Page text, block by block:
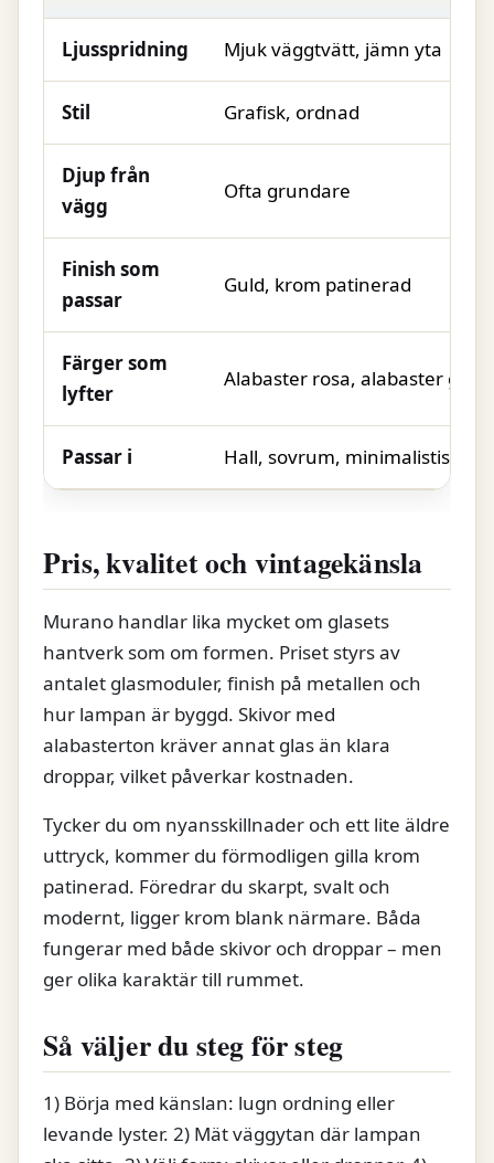
Ljusspridning Mjuk väggtvätt, jämn yta
Stil Grafisk, ordnad
Djup från
vägg
Ofta grundare
Finish som
passar
Guld, krom patinerad
Färger som
lyfter
Alabaster rosa, alabaster guld
Passar i Hall, sovrum, minimalistiskt
Pris, kvalitet och vintagekänsla
Murano handlar lika mycket om glasets
hantverk som om formen. Priset styrs av
antalet glasmoduler, finish på metallen och
hur lampan är byggd. Skivor med
alabasterton kräver annat glas än klara
droppar, vilket påverkar kostnaden.
Tycker du om nyansskillnader och ett lite äldre
uttryck, kommer du förmodligen gilla krom
patinerad. Föredrar du skarpt, svalt och
modernt, ligger krom blank närmare. Båda
fungerar med både skivor och droppar – men
ger olika karaktär till rummet.
Så väljer du steg för steg
1) Börja med känslan: lugn ordning eller
levande lyster. 2) Mät väggytan där lampan